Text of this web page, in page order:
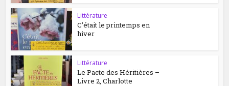
Littérature
C’était le printemps en
hiver
Littérature
Le Pacte des Héritières –
Livre 2, Charlotte